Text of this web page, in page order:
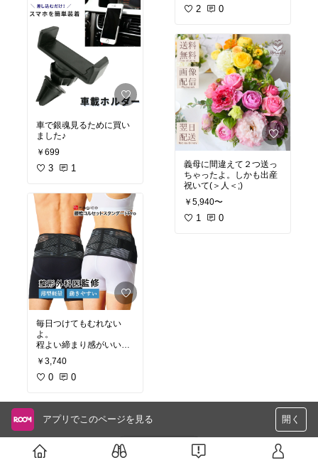
車で銀魂見るために買い
ました♪
￥699
3 1
毎日つけてもむれない
よ。
程よい締まり感がいい
よ。
￥3,740
0 0
2 0
義母に間違えて２つ送っ
ちゃったよ。しかも出産
祝いて(＞人＜;)
￥5,940〜
1 0
アプリでこのページを見る 開く